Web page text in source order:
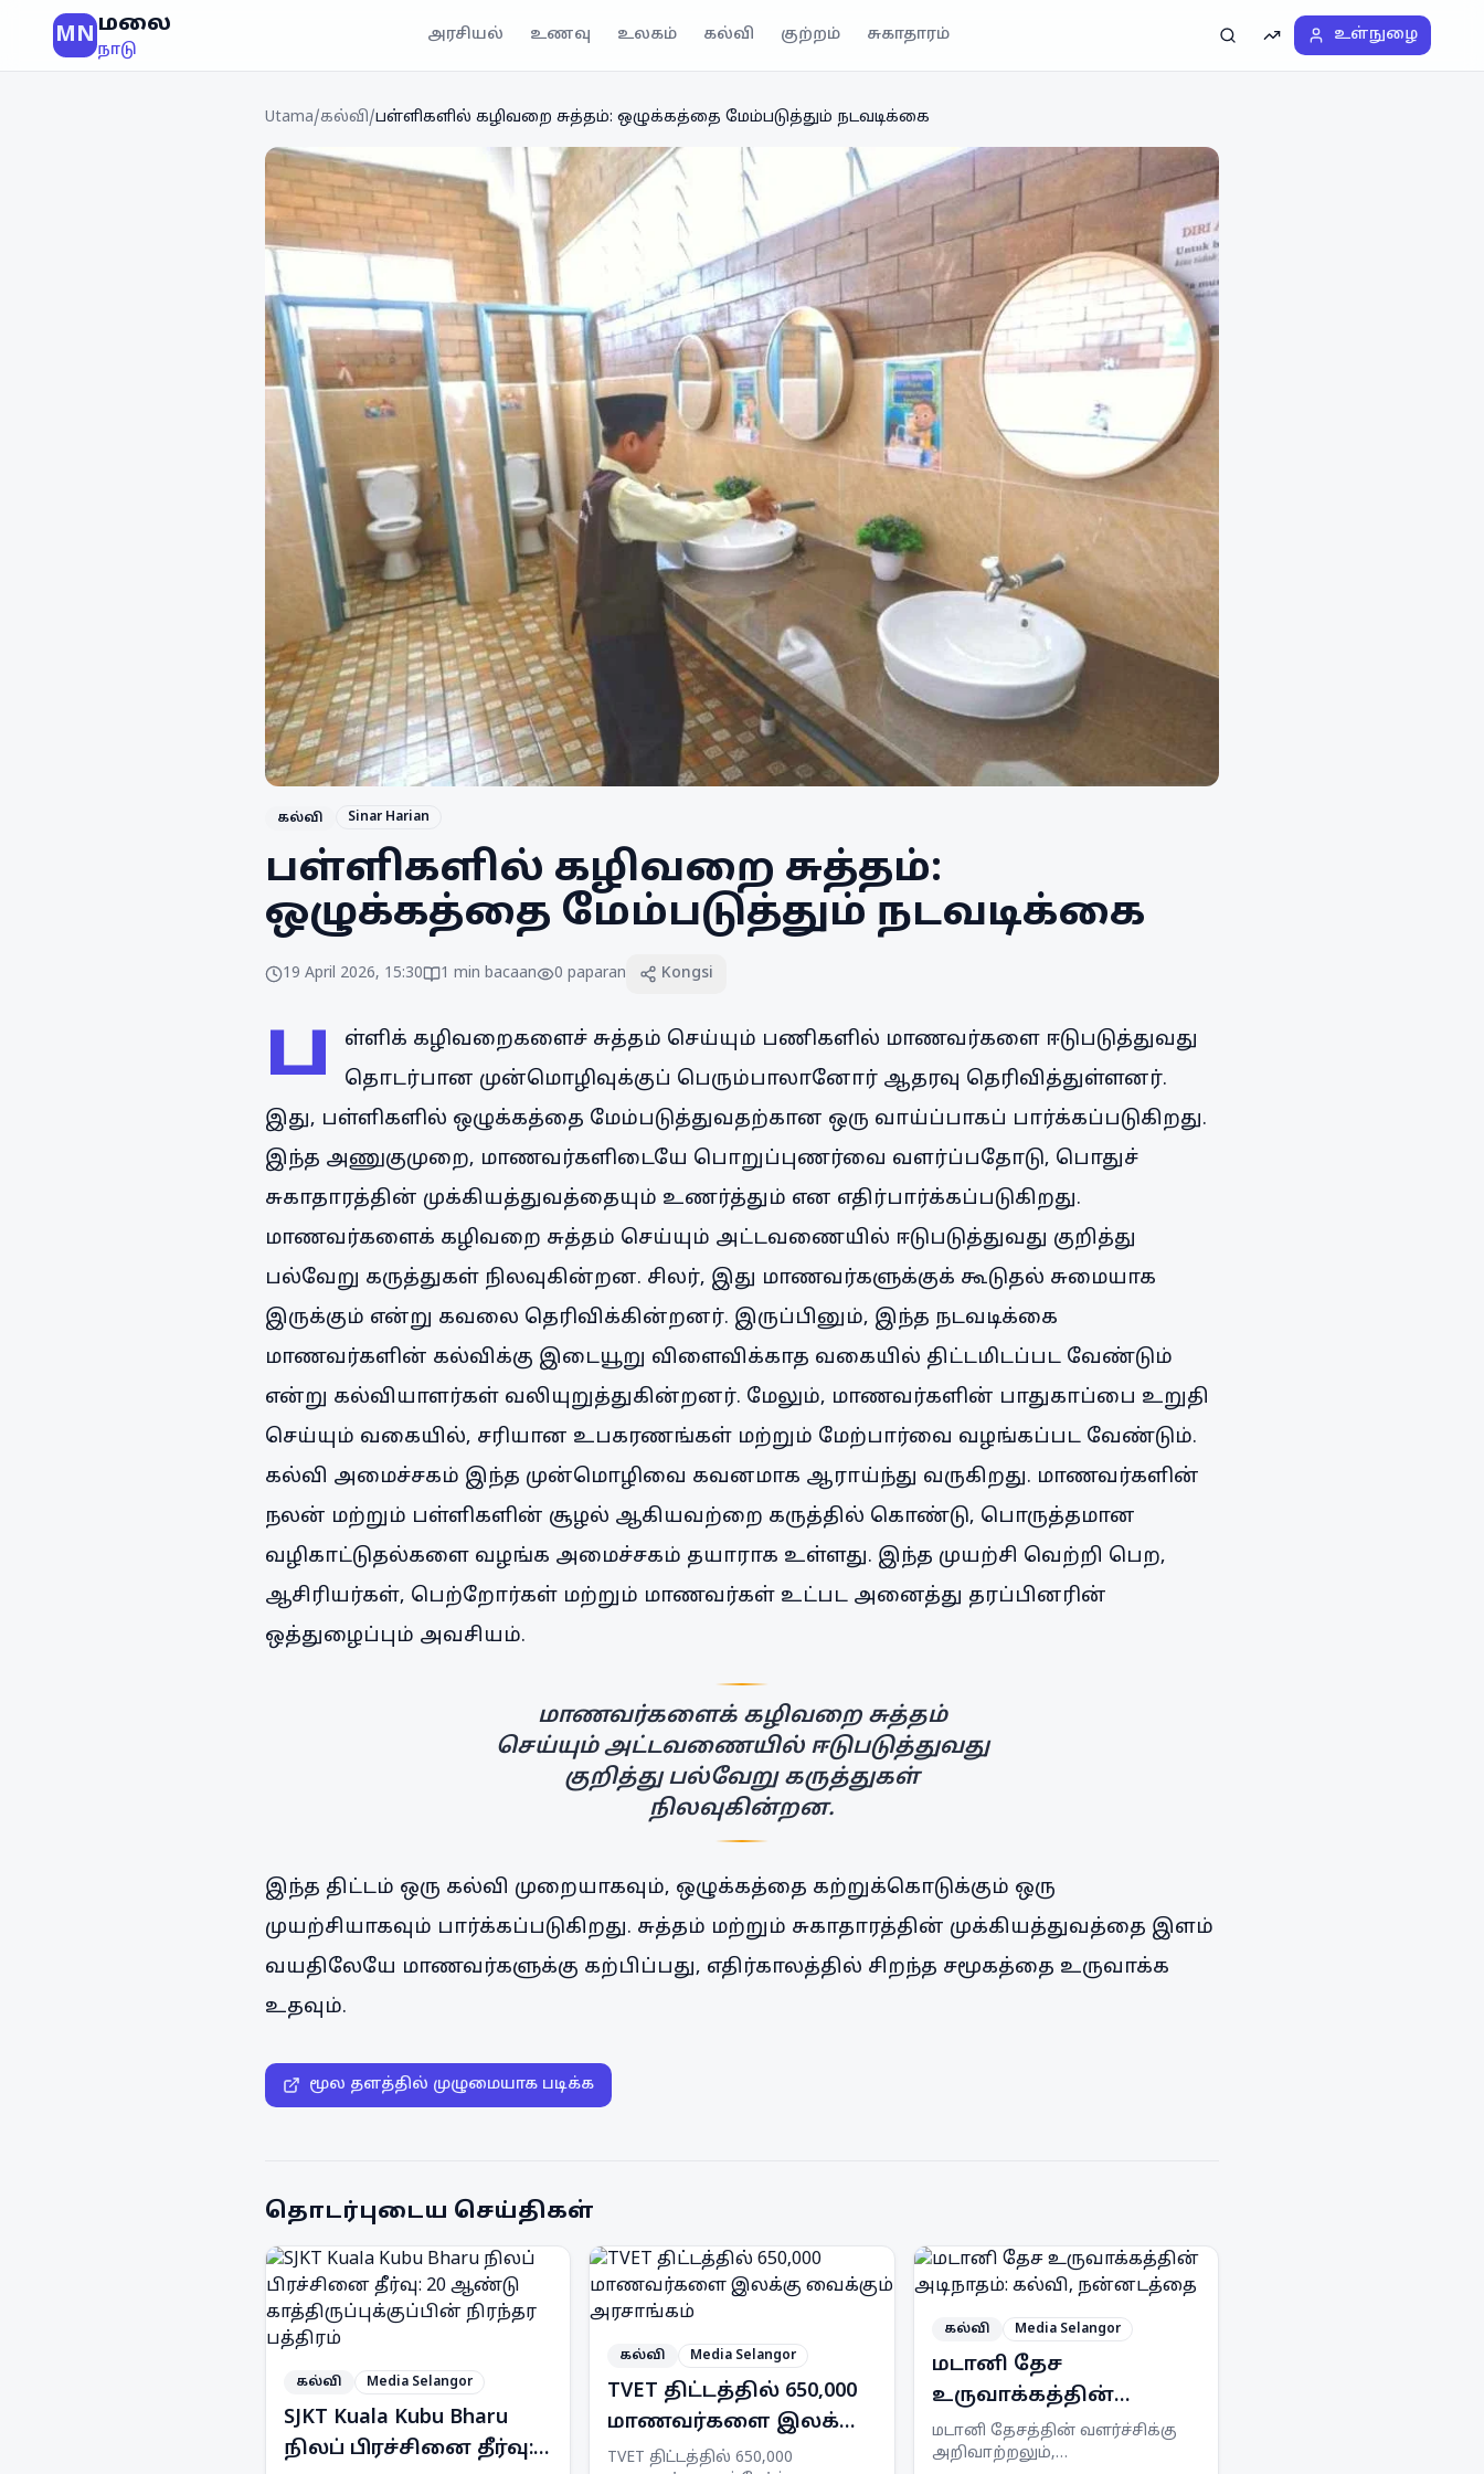
MN மலை
நாடு
அரசியல் உணவு உலகம் கல்வி குற்றம் சுகாதாரம் தேடல்டிரெண்டிங்உள்நுழை
Utama/கல்வி/பள்ளிகளில் கழிவறை சுத்தம்: ஒழுக்கத்தை மேம்படுத்தும் நடவடிக்கை
கல்வி Sinar Harian
பள்ளிகளில் கழிவறை சுத்தம்:
ஒழுக்கத்தை மேம்படுத்தும் நடவடிக்கை
19 April 2026, 15:30 1 min bacaan 0 paparan Kongsi
ப
ள்ளிக் கழிவறைகளைச் சுத்தம் செய்யும் பணிகளில் மாணவர்களை ஈடுபடுத்துவது
தொடர்பான முன்மொழிவுக்குப் பெரும்பாலானோர் ஆதரவு தெரிவித்துள்ளனர்.
இது, பள்ளிகளில் ஒழுக்கத்தை மேம்படுத்துவதற்கான ஒரு வாய்ப்பாகப் பார்க்கப்படுகிறது.
இந்த அணுகுமுறை, மாணவர்களிடையே பொறுப்புணர்வை வளர்ப்பதோடு, பொதுச்
சுகாதாரத்தின் முக்கியத்துவத்தையும் உணர்த்தும் என எதிர்பார்க்கப்படுகிறது.
மாணவர்களைக் கழிவறை சுத்தம் செய்யும் அட்டவணையில் ஈடுபடுத்துவது குறித்து
பல்வேறு கருத்துகள் நிலவுகின்றன. சிலர், இது மாணவர்களுக்குக் கூடுதல் சுமையாக
இருக்கும் என்று கவலை தெரிவிக்கின்றனர். இருப்பினும், இந்த நடவடிக்கை
மாணவர்களின் கல்விக்கு இடையூறு விளைவிக்காத வகையில் திட்டமிடப்பட வேண்டும்
என்று கல்வியாளர்கள் வலியுறுத்துகின்றனர். மேலும், மாணவர்களின் பாதுகாப்பை உறுதி
செய்யும் வகையில், சரியான உபகரணங்கள் மற்றும் மேற்பார்வை வழங்கப்பட வேண்டும்.
கல்வி அமைச்சகம் இந்த முன்மொழிவை கவனமாக ஆராய்ந்து வருகிறது. மாணவர்களின்
நலன் மற்றும் பள்ளிகளின் சூழல் ஆகியவற்றை கருத்தில் கொண்டு, பொருத்தமான
வழிகாட்டுதல்களை வழங்க அமைச்சகம் தயாராக உள்ளது. இந்த முயற்சி வெற்றி பெற,
ஆசிரியர்கள், பெற்றோர்கள் மற்றும் மாணவர்கள் உட்பட அனைத்து தரப்பினரின்
ஒத்துழைப்பும் அவசியம்.
மாணவர்களைக் கழிவறை சுத்தம்
செய்யும் அட்டவணையில் ஈடுபடுத்துவது
குறித்து பல்வேறு கருத்துகள்
நிலவுகின்றன.
இந்த திட்டம் ஒரு கல்வி முறையாகவும், ஒழுக்கத்தை கற்றுக்கொடுக்கும் ஒரு
முயற்சியாகவும் பார்க்கப்படுகிறது. சுத்தம் மற்றும் சுகாதாரத்தின் முக்கியத்துவத்தை இளம்
வயதிலேயே மாணவர்களுக்கு கற்பிப்பது, எதிர்காலத்தில் சிறந்த சமூகத்தை உருவாக்க
உதவும்.
மூல தளத்தில் முழுமையாக படிக்க
தொடர்புடைய செய்திகள்
கல்வி Media Selangor
SJKT Kuala Kubu Bharu
நிலப் பிரச்சினை தீர்வு:
கல்வி Media Selangor
TVET திட்டத்தில் 650,000
மாணவர்களை இலக்கு
வைக்கும் அரசாங்கம்
TVET திட்டத்தில் 650,000
கல்வி Media Selangor
மடானி தேச
உருவாக்கத்தின்
அடிநாதம்: கல்வி,
நன்னடத்தை
மடானி தேசத்தின் வளர்ச்சிக்கு
அறிவாற்றலும்,